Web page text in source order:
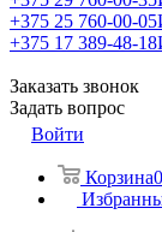
+375 25 760-00-05
+375 17 389-48-18
Заказать звонок
Задать вопрос
Войти
Корзина0